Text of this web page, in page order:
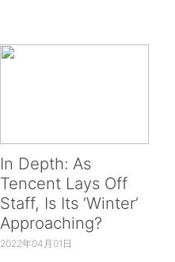
In Depth: As
Tencent Lays Off
Staff, Is Its ‘Winter’
Approaching?
2022年04月01日